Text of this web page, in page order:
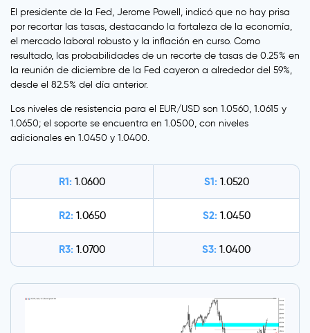
El presidente de la Fed, Jerome Powell, indicó que no hay prisa
por recortar las tasas, destacando la fortaleza de la economía,
el mercado laboral robusto y la inflación en curso. Como
resultado, las probabilidades de un recorte de tasas de 0.25% en
la reunión de diciembre de la Fed cayeron a alrededor del 59%,
desde el 82.5% del día anterior.
Los niveles de resistencia para el EUR/USD son 1.0560, 1.0615 y
1.0650; el soporte se encuentra en 1.0500, con niveles
adicionales en 1.0450 y 1.0400.
R1: 1.0600 S1: 1.0520
R2: 1.0650 S2: 1.0450
R3: 1.0700 S3: 1.0400